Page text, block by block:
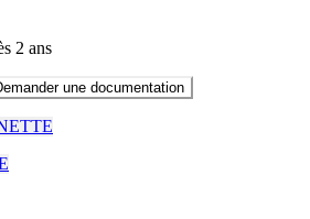
2 ans
une documentation